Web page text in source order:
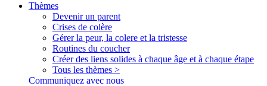
Thèmes
Devenir un parent
Crises de colère
Gérer la peur, la colere et la tristesse
Routines du coucher
Créer des liens solides à chaque âge et à chaque étape
Tous les thèmes >
Communiquez avec nous